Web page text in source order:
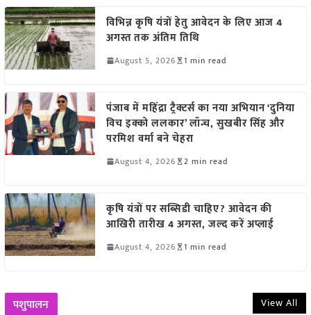
विभिन्न कृषि यंत्रों हेतु आवेदन के लिए आज 4
अगस्त तक अंतिम तिथि
August 5, 2026 1 min read
पंजाब में महिंद्रा ट्रैक्टर्स का नया अभियान ‘दुनिया
विच इक्को ललकार’ लॉन्च, सुखबीर सिंह और
परमिश वर्मा बने चेहरा
August 4, 2026 2 min read
कृषि यंत्रों पर सब्सिडी चाहिए? आवेदन की
आखिरी तारीख 4 अगस्त, जल्द करें अप्लाई
August 4, 2026 1 min read
पशुपालन View All